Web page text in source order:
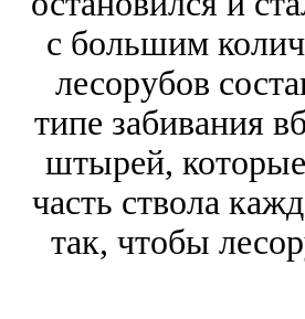
с большим
лесорубов
типе забивания
штырей,
часть ствола
так, чтобы